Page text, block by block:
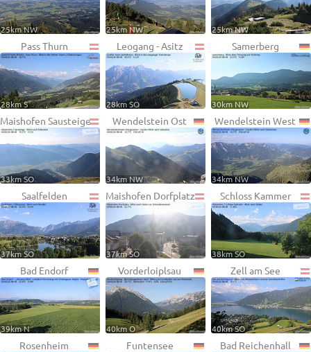
25km NW 25km NW 25km NW
Pass Thurn
28km S
Leogang - Asitz
28km SO
Samerberg
30km NW
Maishofen Sausteige
33km SO
Wendelstein Ost
34km NW
Wendelstein West
34km NW
Saalfelden
37km SO
Maishofen Dorfplatz
37km SO
Schloss Kammer
38km SO
Bad Endorf
39km N
Vorderloiplsau
40km O
Zell am See
40km SO
Rosenheim Funtensee Bad Reichenhall